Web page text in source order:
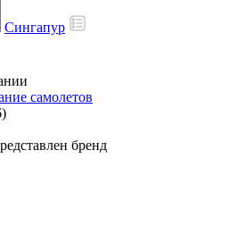
Сингапур
самолетов
бренд